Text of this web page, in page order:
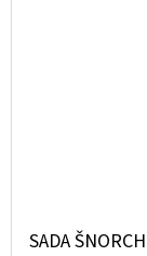
SADA